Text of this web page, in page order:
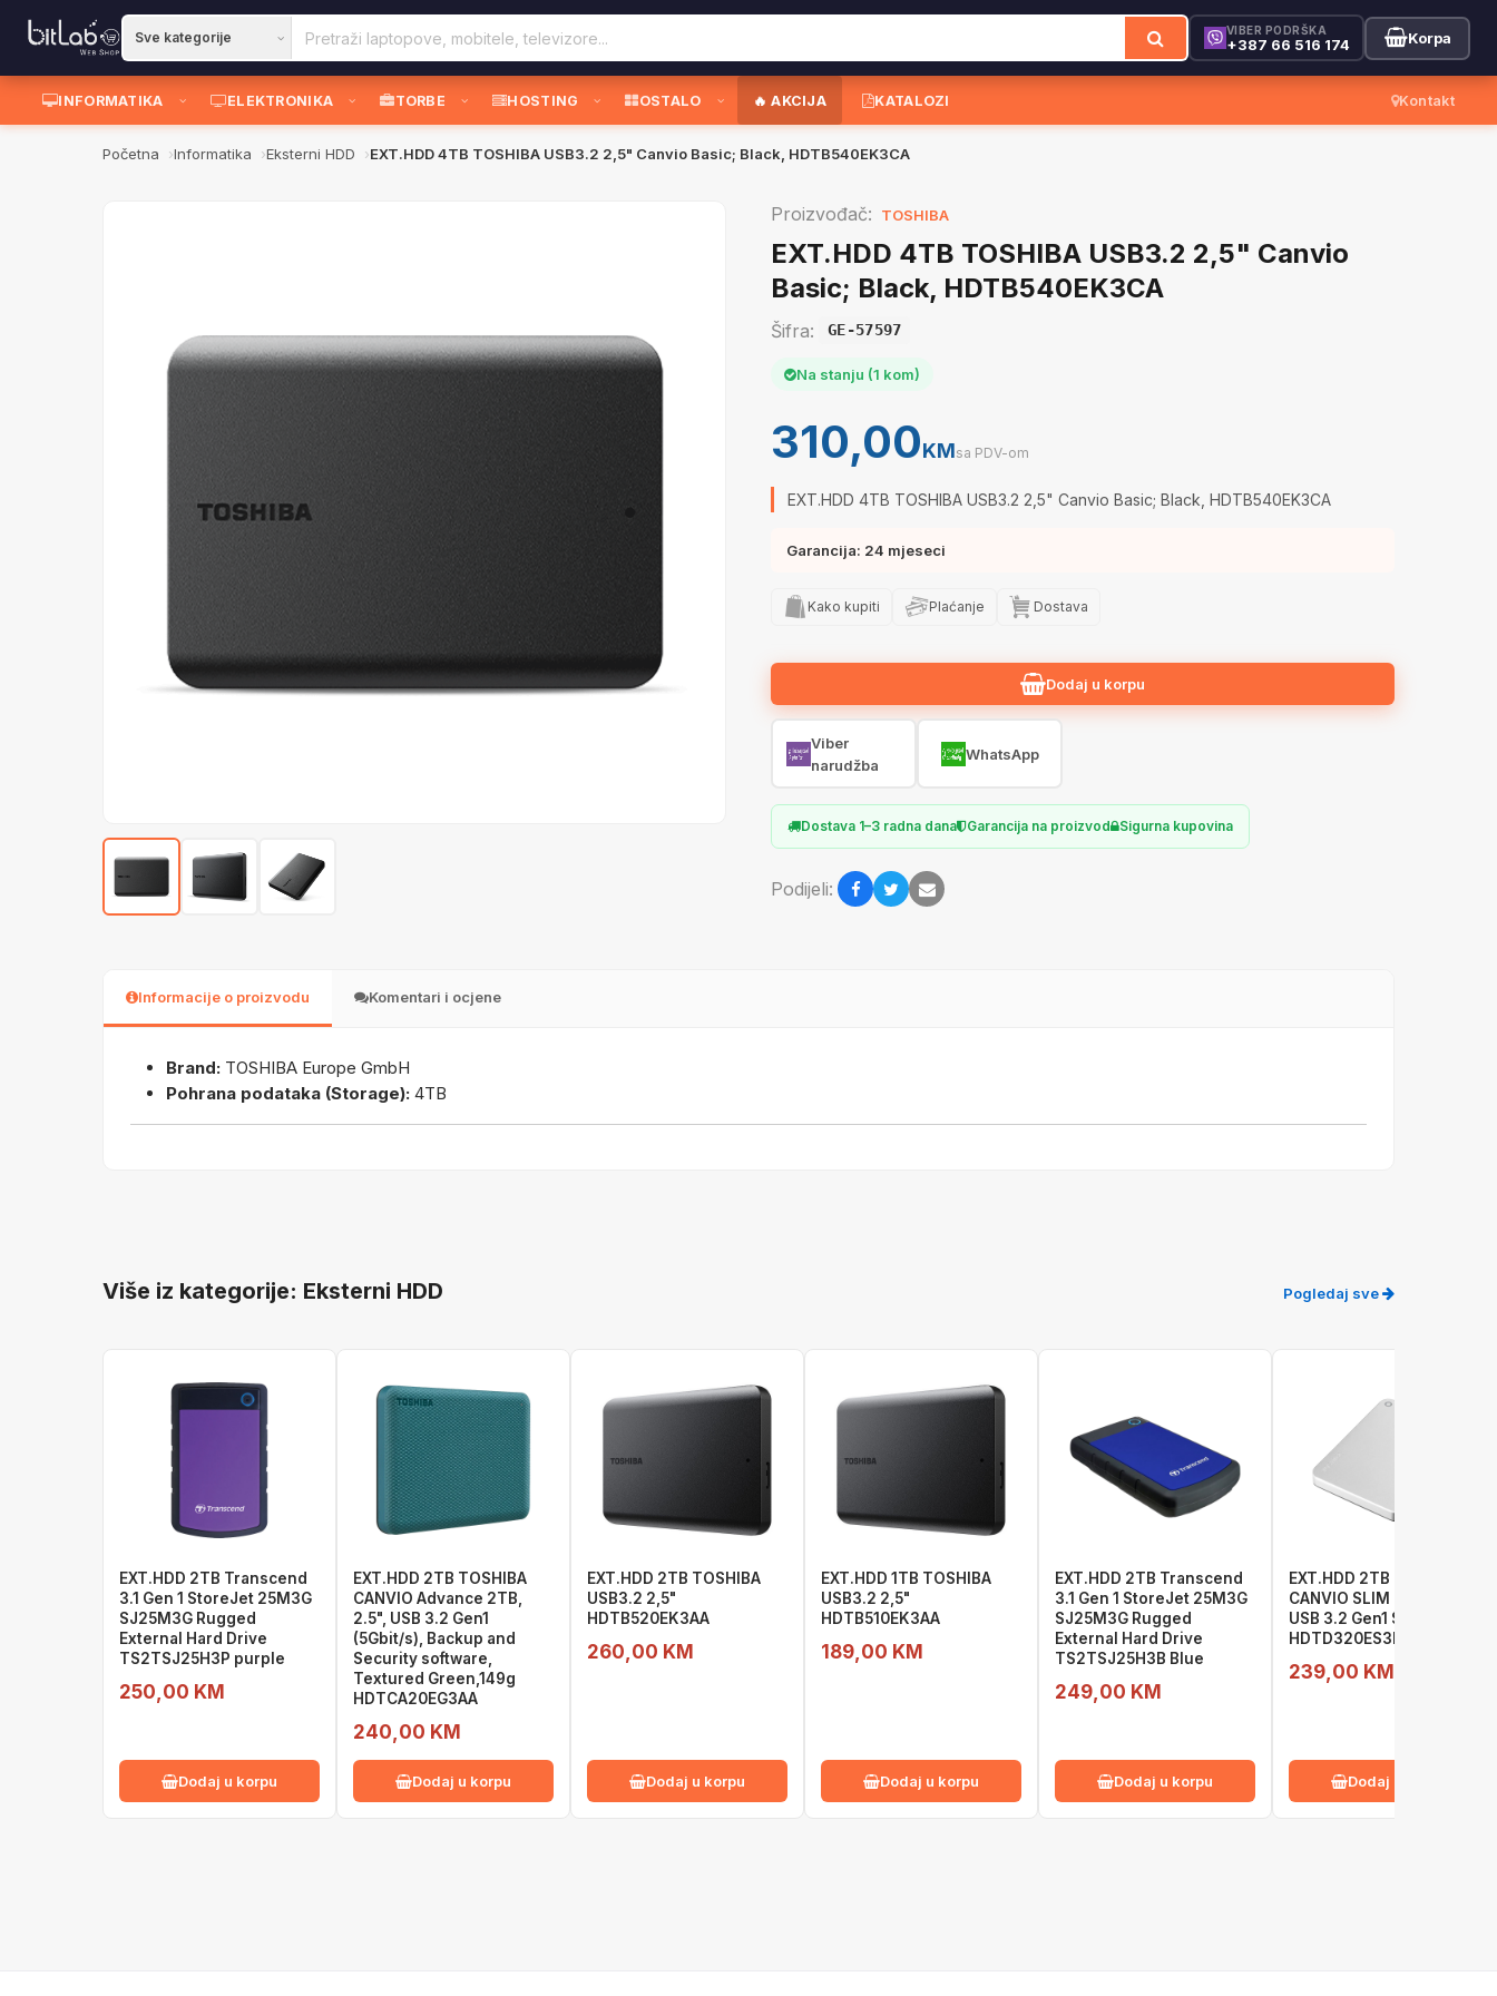
VIBER PODRŠKA
+387 66 516 174 Korpa
INFORMATIKA ELEKTRONIKA TORBE HOSTING OSTALO 🔥 AKCIJA KATALOZI Kontakt
Početna Informatika Eksterni HDD EXT.HDD 4TB TOSHIBA USB3.2 2,5" Canvio Basic; Black, HDTB540EK3CA
Proizvođač: TOSHIBA
EXT.HDD 4TB TOSHIBA USB3.2 2,5" Canvio
Basic; Black, HDTB540EK3CA
Šifra: GE-57597
Na stanju (1 kom)
310,00KMsa PDV-om
EXT.HDD 4TB TOSHIBA USB3.2 2,5" Canvio Basic; Black, HDTB540EK3CA
Garancija: 24 mjeseci
Kako kupiti Plaćanje Dostava
Dodaj u korpu
Viber
narudžba
WhatsApp
Dostava 1–3 radna dana Garancija na proizvod Sigurna kupovina
Podijeli:
Informacije o proizvodu Komentari i ocjene
Brand: TOSHIBA Europe GmbH
Pohrana podataka (Storage): 4TB
Više iz kategorije: Eksterni HDD Pogledaj sve
EXT.HDD 2TB Transcend
3.1 Gen 1 StoreJet 25M3G
SJ25M3G Rugged
External Hard Drive
TS2TSJ25H3P purple
250,00 KM
Dodaj u korpu
EXT.HDD 2TB TOSHIBA
CANVIO Advance 2TB,
2.5", USB 3.2 Gen1
(5Gbit/s), Backup and
Security software,
Textured Green,149g
HDTCA20EG3AA
240,00 KM
Dodaj u korpu
EXT.HDD 2TB TOSHIBA
USB3.2 2,5"
HDTB520EK3AA
260,00 KM
Dodaj u korpu
EXT.HDD 1TB TOSHIBA
USB3.2 2,5"
HDTB510EK3AA
189,00 KM
Dodaj u korpu
EXT.HDD 2TB Transcend
3.1 Gen 1 StoreJet 25M3G
SJ25M3G Rugged
External Hard Drive
TS2TSJ25H3B Blue
249,00 KM
Dodaj u korpu
EXT.HDD 2TB TOSHIBA
CANVIO SLIM 2TB, 2.5",
USB 3.2 Gen1 Silver
HDTD320ES3EA
239,00 KM
Dodaj u korpu